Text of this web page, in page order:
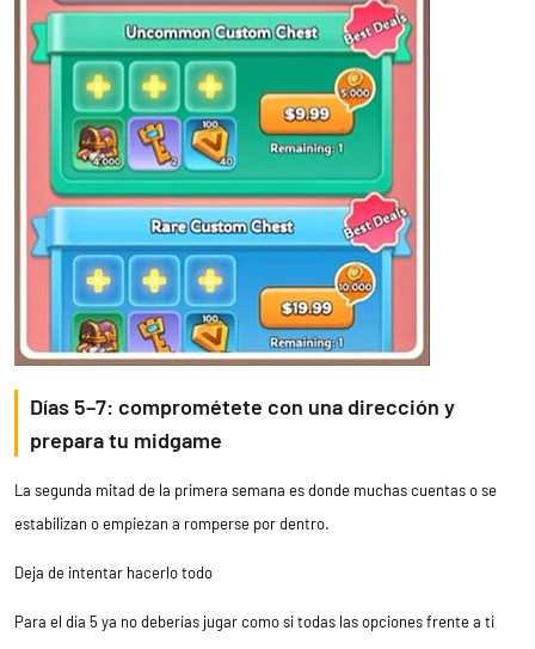
Días 5–7: comprométete con una dirección y
prepara tu midgame
La segunda mitad de la primera semana es donde muchas cuentas o se
estabilizan o empiezan a romperse por dentro.
Deja de intentar hacerlo todo
Para el día 5 ya no deberías jugar como si todas las opciones frente a ti